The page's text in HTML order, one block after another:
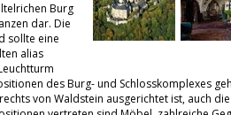
Burg
dar. Die
sollte eine
alias
des Burg- und Schlosskomplexes
von Waldstein ausgerichtet ist, auch